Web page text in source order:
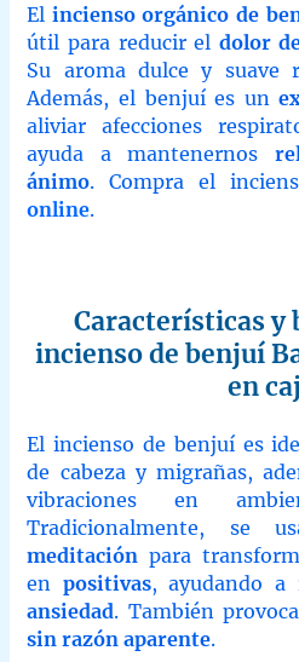
El incienso orgánico de
útil para reducir el dolor
Su aroma dulce y suave
Además, el benjuí es un
aliviar afecciones
ayuda a mantenernos
ánimo. Compra el
online.
Características y
incienso de benjuí
en
El incienso de benjuí es
de cabeza y migrañas,
vibraciones en
Tradicionalmente, se
meditación para
en positivas, ayudando a
ansiedad. También
sin razón aparente.